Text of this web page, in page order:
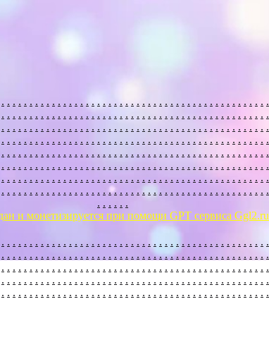
. . . . . . . . . . . . . . . . . . . . . . . . . . . . . . . . . . . . . . . . . . . . . . . .
. . . . . . . . . . . . . . . . . . . . . . . . . . . . . . . . . . . . . . . . . . . . . . . .
. . . . . . . . . . . . . . . . . . . . . . . . . . . . . . . . . . . . . . . . . . . . . . . .
. . . . . . . . . . . . . . . . . . . . . . . . . . . . . . . . . . . . . . . . . . . . . . . .
. . . . . . . . . . . . . . . . . . . . . . . . . . . . . . . . . . . . . . . . . . . . . . . .
. . . . . . . . . . . . . . . . . . . . . . . . . . . . . . . . . . . . . . . . . . . . . . . .
. . . . . . . . . . . . . . . . . . . . . . . . . . . . . . . . . . . . . . . . . . . . . . . .
. . . . . . . . . . . . . . . . . . . . . . . . . . . . . . . . . . . . . . . . . . . . . . . .
. . . . . .
и монетизируется при помощи GPT сервиса Ggl2.ru
. . . . . . . . . . . . . . . . . . . . . . . . . . . . . . . . . . . . . . . . . . . . . . . .
. . . . . . . . . . . . . . . . . . . . . . . . . . . . . . . . . . . . . . . . . . . . . . . .
. . . . . . . . . . . . . . . . . . . . . . . . . . . . . . . . . . . . . . . . . . . . . . . .
. . . . . . . . . . . . . . . . . . . . . . . . . . . . . . . . . . . . . . . . . . . . . . . .
. . . . . . . . . . . . . . . . . . . . . . . . . . . . . . . . . . . . . . . . . . . . . . . .